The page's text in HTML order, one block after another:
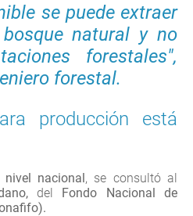
se puede extraer
natural y no
forestales",
forestal.
producción está
nivel nacional, se consultó al
del Fondo Nacional de